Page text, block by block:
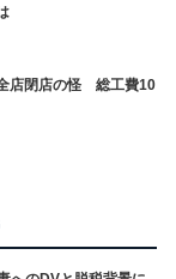
店閉店の怪 総工費10